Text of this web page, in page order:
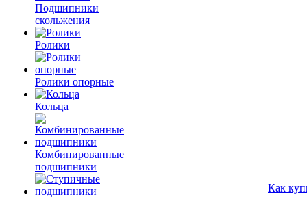
Подшипники
скольжения
Ролики
Ролики опорные
Кольца
Комбинированные
подшипники
Как